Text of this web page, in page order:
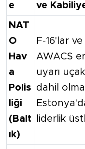
e
ve
NAT
O
Hav
a
Polis
liği
(Balt
ık)
F-16'lar ve
AWACS
uyarı
dahil
liderlik